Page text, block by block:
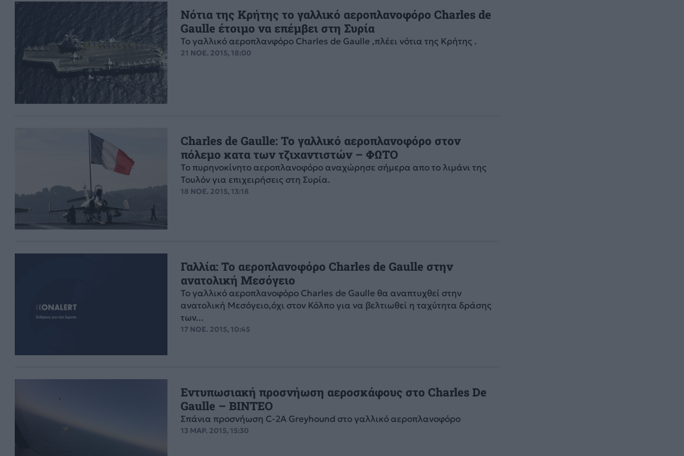
Νότια της Κρήτης το γαλλικό αεροπλανοφόρο Charles de
Gaulle έτοιμο να επέμβει στη Συρία
Το γαλλικό αεροπλανφόρο Charles de Gaulle ,πλέει νότια της Κρήτης .
21 ΝΟΕ. 2015, 18:00
Charles de Gaulle: Το γαλλικό αεροπλανοφόρο στον
πόλεμο κατα των τζιχαντιστών – ΦΩΤΟ
Το πυρηνοκίνητο αεροπλανοφόρο αναχώρησε σήμερα απο το λιμάνι της
Τουλόν για επιχειρήσεις στη Συρία.
18 ΝΟΕ. 2015, 13:18
Γαλλία: Το αεροπλανοφόρο Charles de Gaulle στην
ανατολική Μεσόγειο
Το γαλλικό αεροπλανοφόρο Charles de Gaulle θα αναπτυχθεί στην
ανατολική Μεσόγειο,όχι στον Κόλπο για να βελτιωθεί η ταχύτητα δράσης
των...
17 ΝΟΕ. 2015, 10:45
Εντυπωσιακή προσνήωση αεροσκάφους στο Charles De
Gaulle – ΒΙΝΤΕΟ
Σπάνια προσνήωση C-2A Greyhound στο γαλλικό αεροπλανοφόρο
13 ΜΑΡ. 2015, 15:30